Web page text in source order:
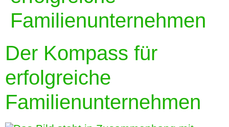
Familienunternehmen
Der Kompass für
erfolgreiche
Familienunternehmen